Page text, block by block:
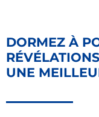
DORMEZ À
UNE